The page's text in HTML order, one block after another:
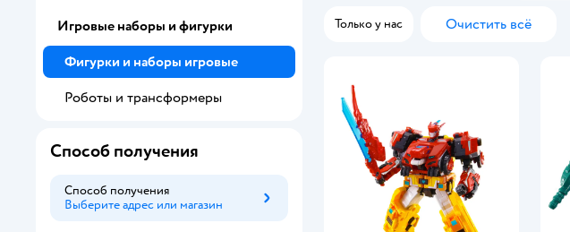
Только у нас Очистить всё
Игровые наборы и фигурки
Фигурки и наборы игровые
Роботы и трансформеры
Способ получения
Способ получения
Выберите адрес или магазин
Способ получения